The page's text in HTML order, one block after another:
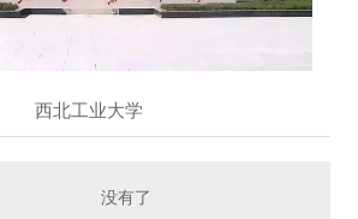
西北工业大学
没有了